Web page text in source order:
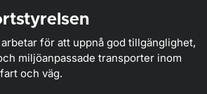
för att uppnå god tillgänglighet,
miljöanpassade transporter inom
och väg.